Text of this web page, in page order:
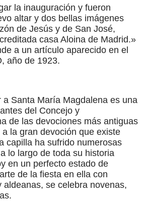
la inauguración y fueron
altar y dos bellas imágenes
de Jesús y de San José,
casa Aloina de Madrid.»
a un artículo aparecido en el
año de 1923.
a Santa María Magdalena es una
del Concejo y
de las devociones más antiguas
la gran devoción que existe
capilla ha sufrido numerosas
lo largo de toda su historia
en un perfecto estado de
de la fiesta en ella con
aldeanas, se celebra novenas,